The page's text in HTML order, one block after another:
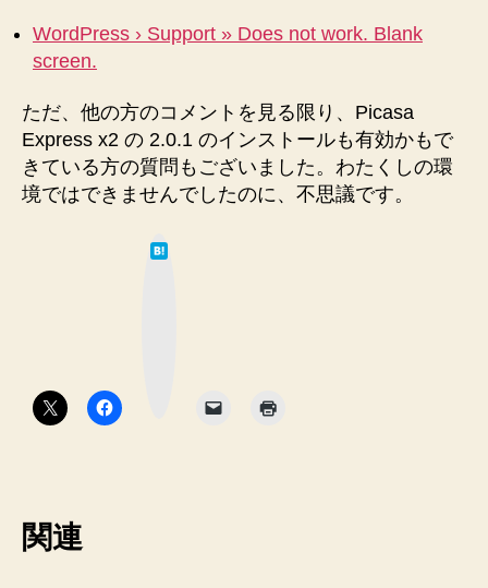
WordPress › Support » Does not work. Blank
screen.
ただ、他の方のコメントを見る限り、Picasa
Express x2 の 2.0.1 のインストールも有効かもで
きている方の質問もございました。わたくしの環
境ではできませんでしたのに、不思議です。
関連